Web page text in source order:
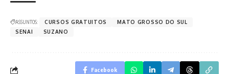
ASSUNTOS: CURSOS GRATUITOS
MATO GROSSO DO SUL
SENAI
SUZANO
Facebook